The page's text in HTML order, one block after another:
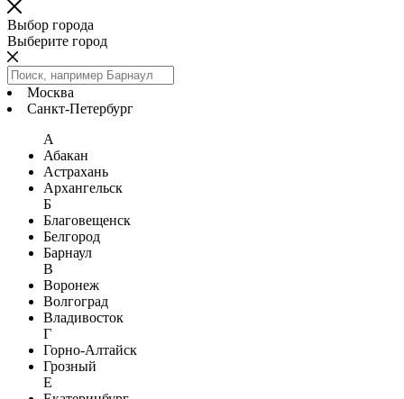
Выбор города
Выберите город
Москва
Санкт-Петербург
А
Абакан
Астрахань
Архангельск
Б
Благовещенск
Белгород
Барнаул
В
Воронеж
Волгоград
Владивосток
Г
Горно-Алтайск
Грозный
Е